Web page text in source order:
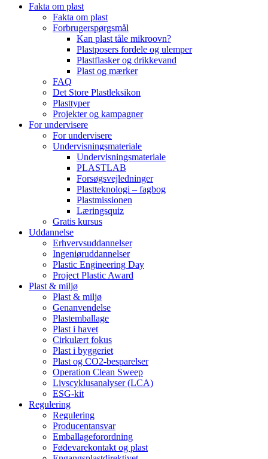
Fakta om plast
Fakta om plast
Forbrugerspørgsmål
Kan plast tåle mikroovn?
Plastposers fordele og ulemper
Plastflasker og drikkevand
Plast og mærker
FAQ
Det Store Plastleksikon
Plasttyper
Projekter og kampagner
For undervisere
For undervisere
Undervisningsmateriale
Undervisningsmateriale
PLASTLAB
Forsøgsvejledninger
Plastteknologi – fagbog
Plastmissionen
Læringsquiz
Gratis kursus
Uddannelse
Erhvervsuddannelser
Ingeniøruddannelser
Plastic Engineering Day
Project Plastic Award
Plast & miljø
Plast & miljø
Genanvendelse
Plastemballage
Plast i havet
Cirkulært fokus
Plast i byggeriet
Plast og CO2-besparelser
Operation Clean Sweep
Livscyklusanalyser (LCA)
ESG-kit
Regulering
Regulering
Producentansvar
Emballageforordning
Fødevarekontakt og plast